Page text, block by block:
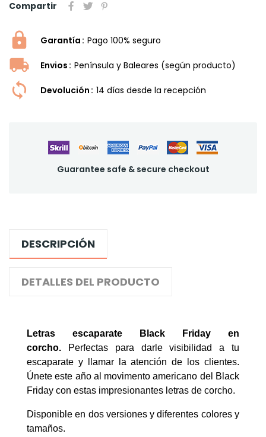
Compartir
Garantía Pago 100% seguro
Envios Península y Baleares (según producto)
Devolución 14 dí­as desde la recepción
Guarantee safe & secure checkout
DESCRIPCIÓN
DETALLES DEL PRODUCTO
Letras escaparate Black Friday en
corcho. Perfectas para darle visibilidad a tu
escaparate y llamar la atención de los clientes.
Únete este año al movimento americano del Black
Friday con estas impresionantes letras de corcho.
Disponible en dos versiones y diferentes colores y
tamaños.